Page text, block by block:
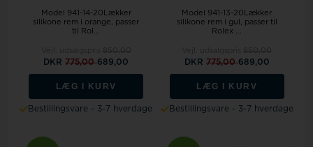
Model 941-14-20Lækker
silikone rem i orange, passer
til Rol...
DKR775,00689,00
LÆG I KURV
Bestillingsvare - 3-7 hverdage
Model 941-13-20Lækker
silikone rem i gul, passer til
Rolex ...
DKR 775,00689,00
LÆG I KURV
Bestillingsvare - 3-7 hverdage